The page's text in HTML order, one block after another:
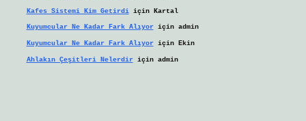
Kafes Sistemi Kim Getirdiiçin Kartal
Kuyumcular Ne Kadar Fark Alıyoriçin admin
Kuyumcular Ne Kadar Fark Alıyoriçin Ekin
Ahlakın Çeşitleri Nelerdiriçin admin